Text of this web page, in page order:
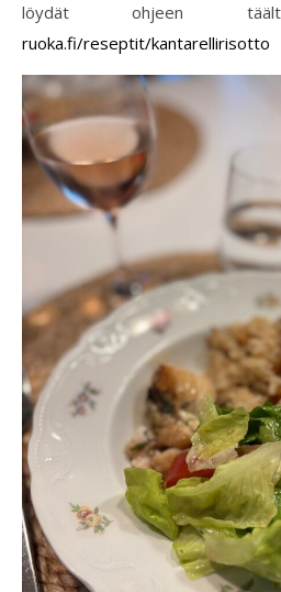
löydät ohjeen
ruoka.fi/reseptit/kantarellirisotto